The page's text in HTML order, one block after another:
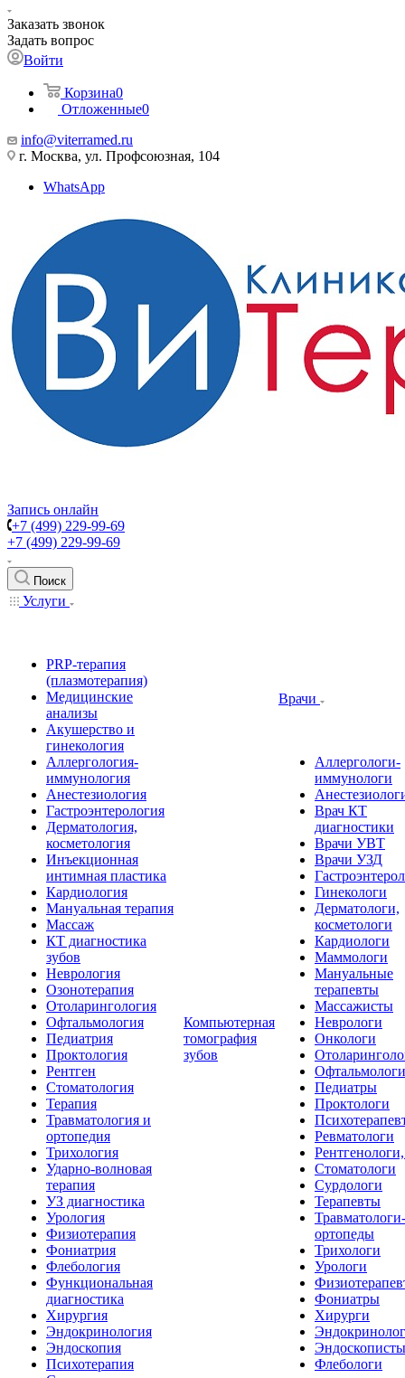
Заказать звонок
Задать вопрос
Войти
Корзина0
Отложенные0
info@viterramed.ru
г. Москва, ул. Профсоюзная, 104
WhatsApp
Запись онлайн
+7 (499) 229-99-69
+7 (499) 229-99-69
Поиск
Услуги
PRP-терапия
(плазмотерапия)
Медицинские
анализы
Акушерство и
гинекология
Аллергология-
иммунология
Анестезиология
Гастроэнтерология
Дерматология,
косметология
Инъекционная
интимная пластика
Кардиология
Мануальная терапия
Массаж
КТ диагностика
зубов
Неврология
Озонотерапия
Отоларингология
Офтальмология
Педиатрия
Проктология
Рентген
Стоматология
Терапия
Травматология и
ортопедия
Трихология
Ударно-волновая
терапия
УЗ диагностика
Урология
Физиотерапия
Фониатрия
Флебология
Функциональная
диагностика
Хирургия
Эндокринология
Эндоскопия
Психотерапия
Компьютерная
томография
зубов
Врачи
Аллергологи-
иммунологи
Врач КТ
диагностики
Врачи УВТ
Врачи УЗД
Гинекологи
Дерматологи,
косметологи
Кардиологи
Маммологи
Мануальные
терапевты
Массажисты
Неврологи
Онкологи
Офтальмологи
Педиатры
Проктологи
Ревматологи
Стоматологи
Сурдологи
Терапевты
Травматологи-
ортопеды
Трихологи
Урологи
Фониатры
Хирурги
Эндоскописты
Флебологи